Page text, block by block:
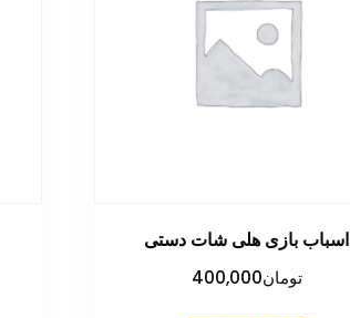
اسباب بازی هلی شات دستی
تومان400,000